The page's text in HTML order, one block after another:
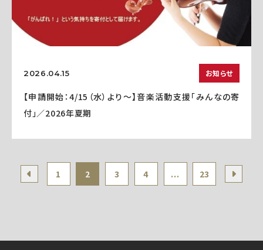
2026.04.15 お知らせ
【申請開始：4/15（水）より～】音楽活動支援「みんなの寄
付」／2026年夏期
1 2 3 4 ... 23